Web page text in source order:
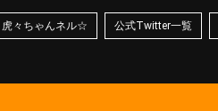
虎々ちゃんネル☆ 公式Twitter一覧